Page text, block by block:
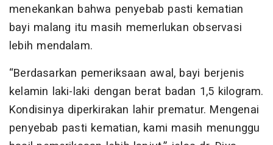
menekankan bahwa penyebab pasti kematian
bayi malang itu masih memerlukan observasi
lebih mendalam.
“Berdasarkan pemeriksaan awal, bayi berjenis
kelamin laki-laki dengan berat badan 1,5 kilogram.
Kondisinya diperkirakan lahir prematur. Mengenai
penyebab pasti kematian, kami masih menunggu